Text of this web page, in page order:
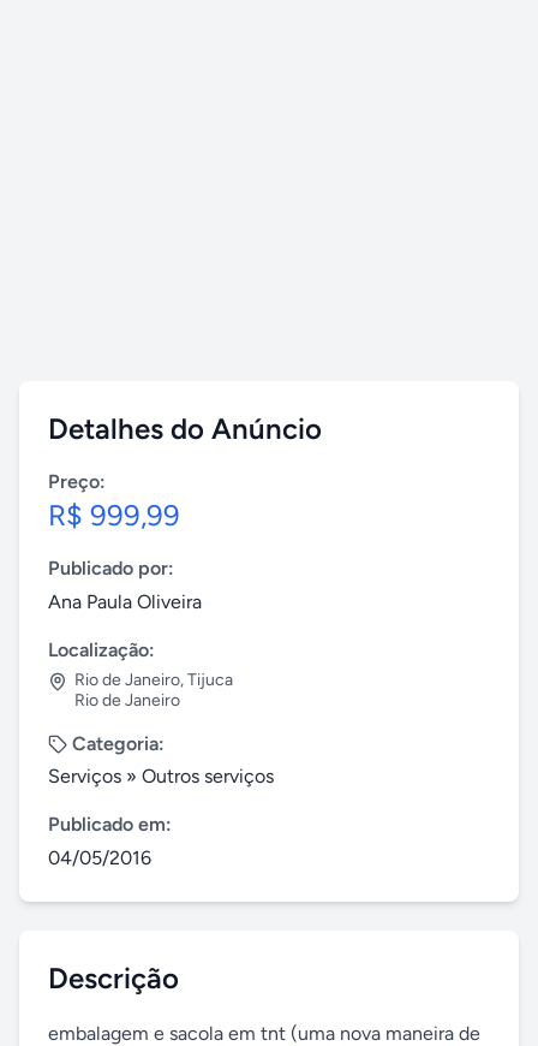
Detalhes do Anúncio
Preço:
R$ 999,99
Publicado por:
Ana Paula Oliveira
Localização:
Rio de Janeiro,Tijuca
Rio de Janeiro
Categoria:
Serviços » Outros serviços
Publicado em:
04/05/2016
Descrição
embalagem e sacola em tnt (uma nova maneira de